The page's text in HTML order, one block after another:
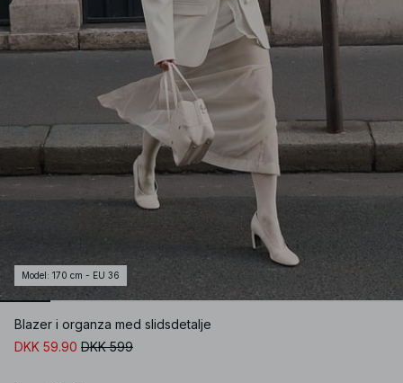
Model : 170 cm - EU 36
Blazer i organza med slidsdetalje
DKK 59.90 DKK 599